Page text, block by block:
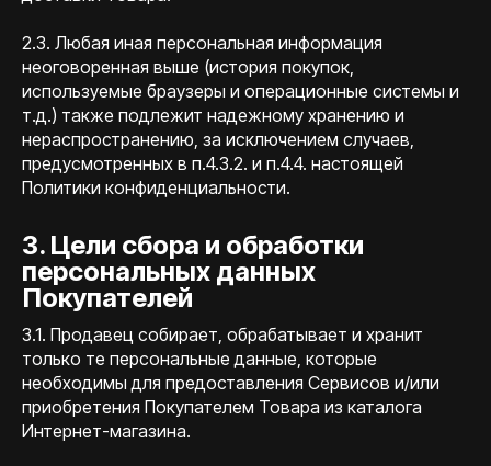
2.3. Любая иная персональная информация
неоговоренная выше (история покупок,
используемые браузеры и операционные системы и
т.д.) также подлежит надежному хранению и
нераспространению, за исключением случаев,
предусмотренных в п.4.3.2. и п.4.4. настоящей
Политики конфиденциальности.
3. Цели сбора и обработки
персональных данных
Покупателей
3.1. Продавец собирает, обрабатывает и хранит
только те персональные данные, которые
необходимы для предоставления Сервисов и/или
приобретения Покупателем Товара из каталога
Интернет-магазина.